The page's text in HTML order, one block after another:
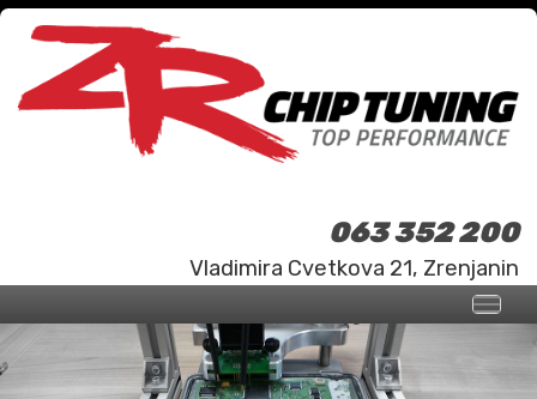
063 352 200
Vladimira Cvetkova 21, Zrenjanin